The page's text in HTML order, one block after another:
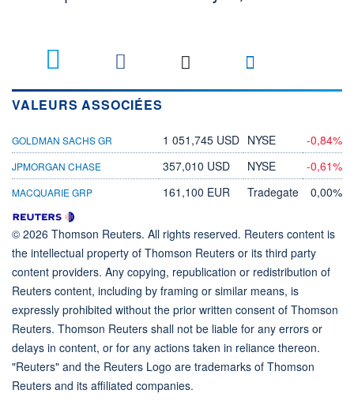
VALEURS ASSOCIÉES
GOLDMAN SACHS GR 1 051,745 USD NYSE -0,84%
JPMORGAN CHASE 357,010 USD NYSE -0,61%
MACQUARIE GRP 161,100 EUR Tradegate 0,00%
© 2026 Thomson Reuters. All rights reserved. Reuters content is
the intellectual property of Thomson Reuters or its third party
content providers. Any copying, republication or redistribution of
Reuters content, including by framing or similar means, is
expressly prohibited without the prior written consent of Thomson
Reuters. Thomson Reuters shall not be liable for any errors or
delays in content, or for any actions taken in reliance thereon.
"Reuters" and the Reuters Logo are trademarks of Thomson
Reuters and its affiliated companies.